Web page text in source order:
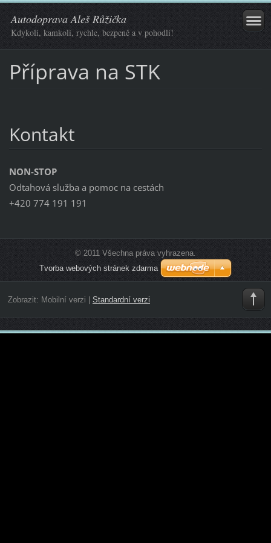
Autodoprava Aleš Růžička
Kdykoli, kamkoli, rychle, bezpeně a v pohodlí!
Příprava na STK
Kontakt
NON-STOP
Odtahová služba a pomoc na cestách
+420 774 191 191
© 2011 Všechna práva vyhrazena.
Tvorba webových stránek zdarma
Zobrazit: Mobilní verzi Standardní verzi